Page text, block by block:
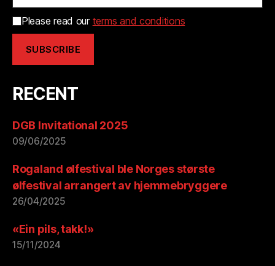
Please read our terms and conditions
RECENT
DGB Invitational 2025
09/06/2025
Rogaland ølfestival ble Norges største
ølfestival arrangert av hjemmebryggere
26/04/2025
«Ein pils, takk!»
15/11/2024